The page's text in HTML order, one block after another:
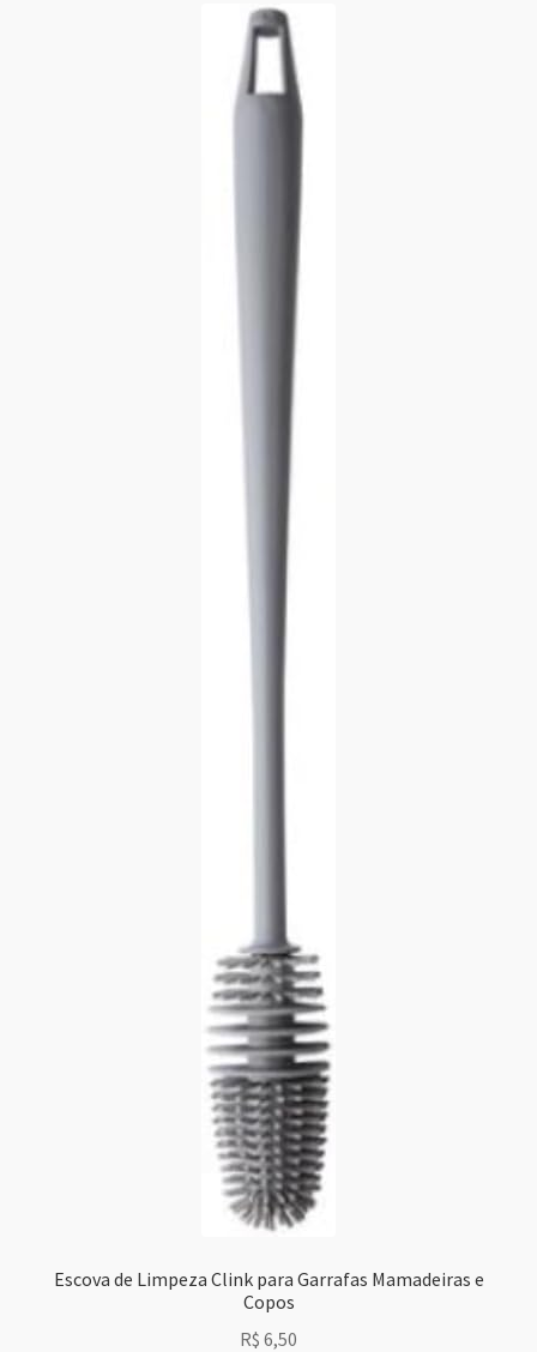
Escova de Limpeza Clink para Garrafas Mamadeiras e
Copos
R$ 6,50